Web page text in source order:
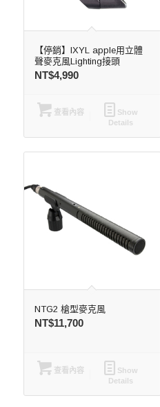
【停銷】IXYL apple用立體
聲麥克風Lighting接頭
NT$4,990
查看內容
Show
Details
NTG2 槍型麥克風
NT$11,700
查看內容
Show
Details